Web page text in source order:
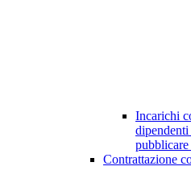
Incarichi
Contrattazione